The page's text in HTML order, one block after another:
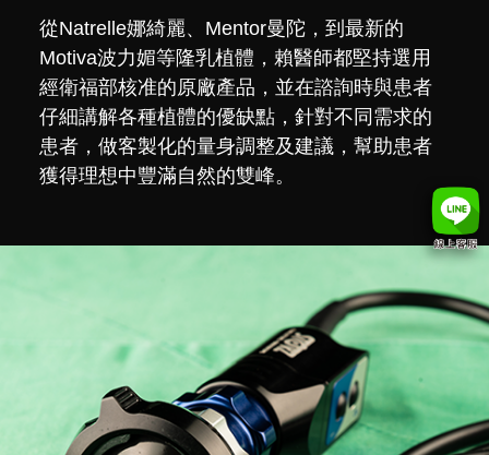
從Natrelle娜綺麗、Mentor曼陀，到最新的
Motiva波力媚等隆乳植體，賴醫師都堅持選用
經衛福部核准的原廠產品，並在諮詢時與患者
仔細講解各種植體的優缺點，針對不同需求的
患者，做客製化的量身調整及建議，幫助患者
獲得理想中豐滿自然的雙峰。